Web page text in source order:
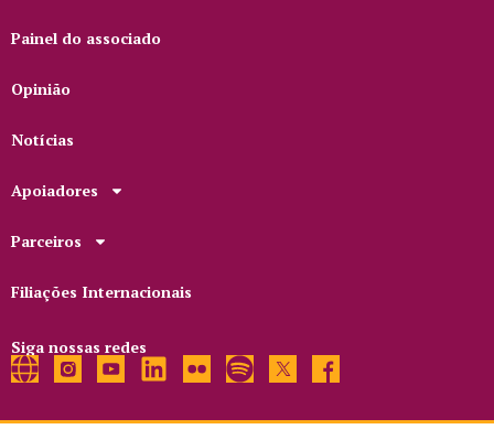
Painel do associado
Opinião
Notícias
Apoiadores
Parceiros
Filiações Internacionais
Siga nossas redes